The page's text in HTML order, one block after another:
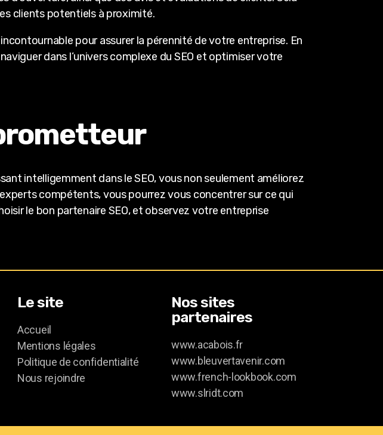
clients potentiels à proximité.
pour assurer la pérennité de votre entreprise. En
dans l’univers complexe du SEO et optimiser votre
intelligemment dans le SEO, vous non seulement améliorez
compétents, vous pourrez vous concentrer sur ce qui
le bon partenaire SEO, et observez votre entreprise
Le site
Accueil
Mentions légales
Politique de confidentialité
Nous rejoindre
Nos sites
partenaires
www.acabois.fr
www.bleuvertavenir.com
www.french-lookbook.com
www.slridt.com